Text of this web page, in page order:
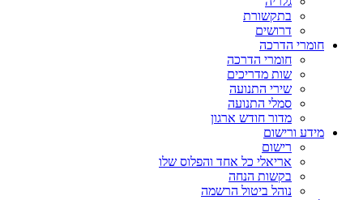
בתקשורת
דרושים
חומרי הדרכה
חומרי הדרכה
שות מדריכים
שירי התנועה
סמלי התנועה
מדור חודש ארגון
מידע ורישום
רישום
אריאלי כל אחד והפלוס שלו
בקשות הנחה
נוהל ביטול הרשמה